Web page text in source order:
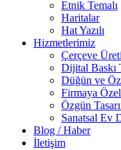
Etnik Temalı
Haritalar
Hat Yazılı
Hizmetlerimiz
Çerçeve
Dijital Baskı
Düğün ve
Firmaya
Özgün
Sanatsal Ev
Blog / Haber
İletişim